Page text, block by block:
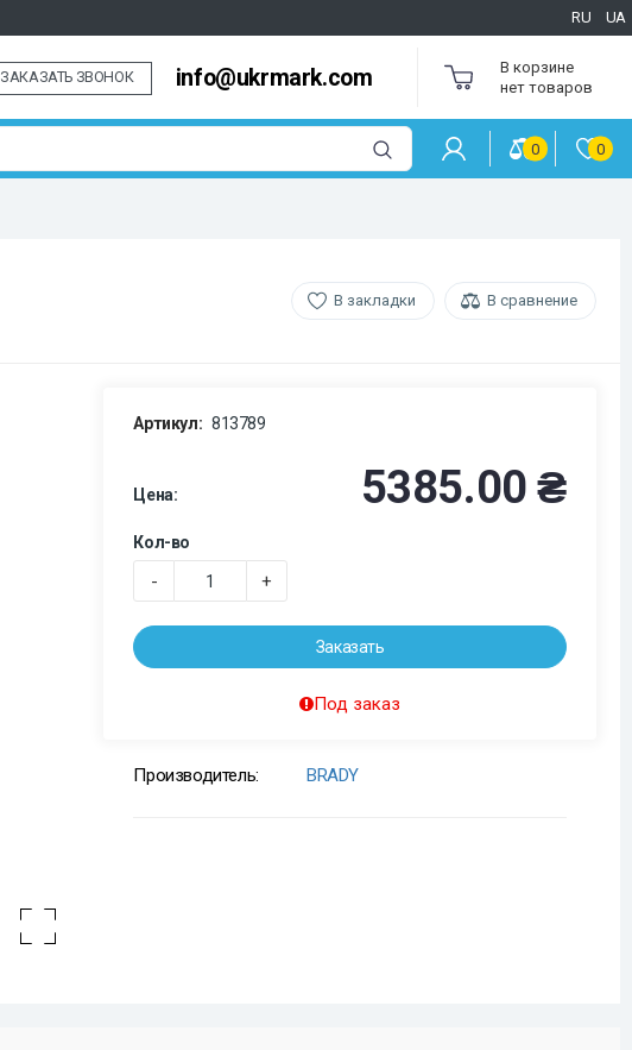
RU UA
ЗАКАЗАТЬ ЗВОНОК info@ukrmark.com
В корзине
нет товаров
0 0
В закладки В сравнение
Артикул: 813789
Цена: 5385.00 ₴
Кол-во
- +
Заказать
Под заказ
Производитель: BRADY